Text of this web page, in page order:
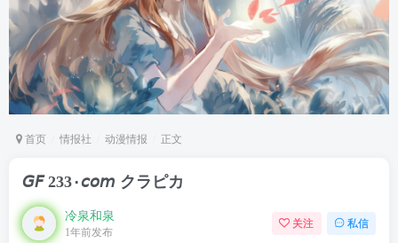
首页 情报社 动漫情报 正文
𝘎𝘍 233۰𝘤𝘰𝘮 クラピカ
冷泉和泉
1年前发布
关注 私信